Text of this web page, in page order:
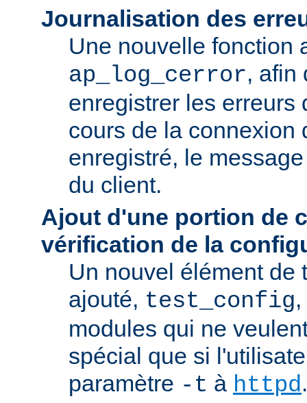
Journalisation des
Une nouvelle fonction
ap_log_cerror, afin
enregistrer les erreurs
cours de la connexion
enregistré, le
du client.
Ajout d'une portion de
vérification de la
Un nouvel élément de
ajouté, test_config
modules qui ne
spécial que si
paramètre -t à httpd.